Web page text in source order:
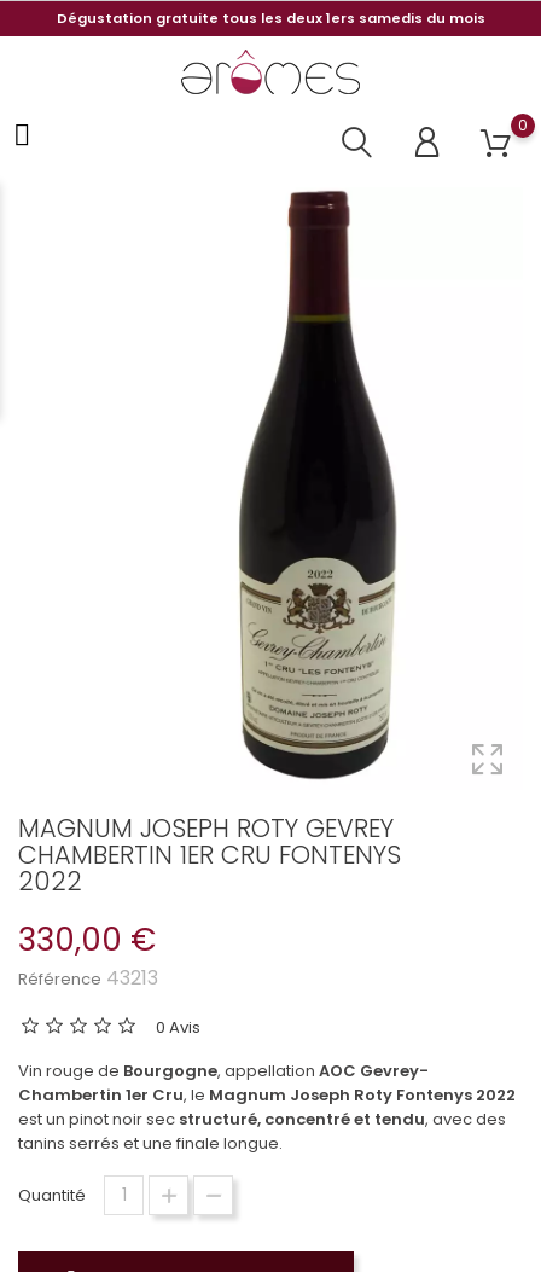
Dégustation gratuite tous les deux 1ers samedis du mois
0
MAGNUM JOSEPH ROTY GEVREY
CHAMBERTIN 1ER CRU FONTENYS
2022
330,00 €
Référence 43213
0 Avis
Vin rouge de Bourgogne, appellation AOC Gevrey-
Chambertin 1er Cru, le Magnum Joseph Roty Fontenys 2022
est un pinot noir sec structuré, concentré et tendu, avec des
tanins serrés et une finale longue.
Quantité